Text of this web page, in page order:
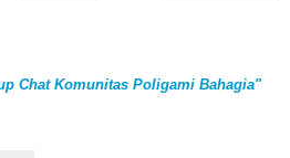
Chat Komunitas Poligami Bahagia"